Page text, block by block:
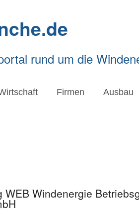
rund um die
Firmen Ausbau
WEB Windenergie